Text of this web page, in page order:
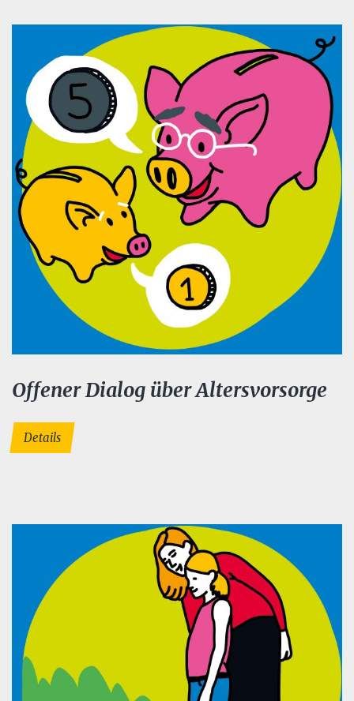
Offener Dialog über Altersvorsorge
Details